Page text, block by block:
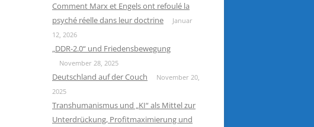
Comment Marx et Engels ont refoulé la
psyché réelle dans leur doctrine
Januar
12, 2026
„DDR-2.0“ und Friedensbewegung
November 28, 2025
Deutschland auf der Couch
November 20,
2025
Transhumanismus und „KI“ als Mittel zur
Unterdrückung, Profitmaximierung und